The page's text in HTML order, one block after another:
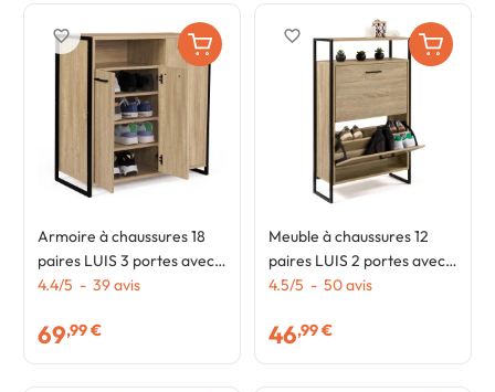
Armoire à chaussures 18
paires LUIS 3 portes avec
niche design industriel
4.4/5 - 39avis
69,99 €
favorite_border
Meuble à chaussures 12
paires LUIS 2 portes avec
étagère supérieure design
4.5/5 - 50avis
46,99 €
favorite_border